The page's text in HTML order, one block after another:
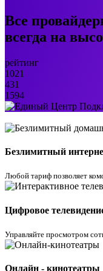
Все
всегда на
рейтинг
1021
431
1594
Безлимитный
Любой тариф позволяет
Цифровое
Управляйте просмотром
Онлайн - кинотеатры